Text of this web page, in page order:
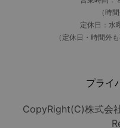
（時
定休日：水
（定休日・時間外
プライ
CopyRight(C)株式会